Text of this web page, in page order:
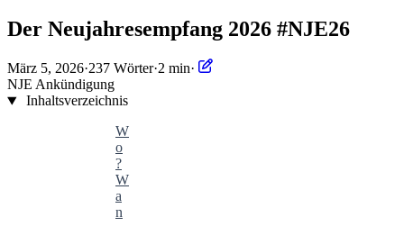
Der Neujahresempfang 2026 #NJE26
März 5, 2026·237 Wörter·2 min·
NJE Ankündigung
Inhaltsverzeichnis
W
o
?
W
a
n